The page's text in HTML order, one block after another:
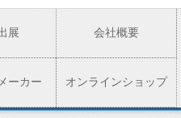
展 会社概要
ーカー オンラインショップ